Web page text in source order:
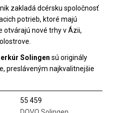
zakladá dcérsku spoločnosť
potrieb, ktoré majú
otvárajú nové trhy v Ázii,
Solingen sú originály
presláveným najkvalitnejšie
55 459